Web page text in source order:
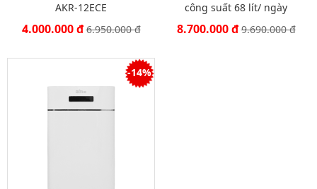
AKR-12ECE
4.000.000 đ6.950.000 đ
công suất 68 lít/ ngày
8.700.000 đ9.690.000 đ
-14%